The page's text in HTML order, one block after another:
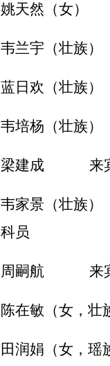
姚天然（女）
韦兰宇（壮族）
蓝日欢（壮族）
韦培杨（壮族）
梁建成 来
韦家景（壮族）
科员
周嗣航 来
陈在敏（女，壮
田润娟（女，瑶